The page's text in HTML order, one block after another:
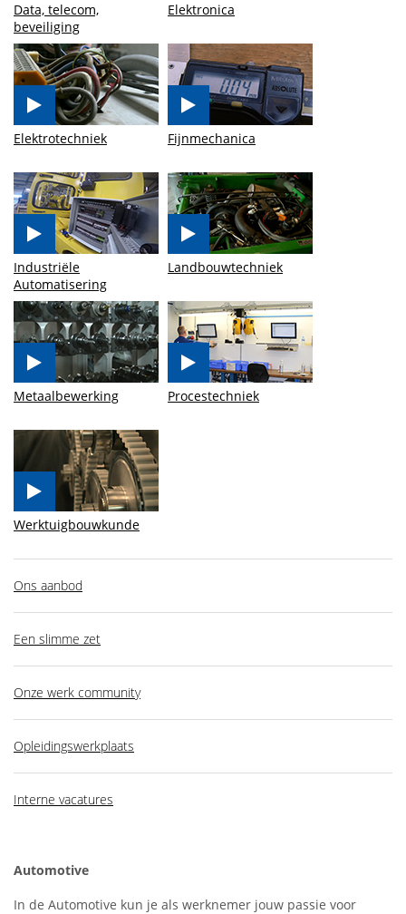
Data, telecom,
beveiliging
Elektronica
Elektrotechniek Fijnmechanica
Industriële
Automatisering
Landbouwtechniek
Metaalbewerking Procestechniek
Werktuigbouwkunde
Ons aanbod
Een slimme zet
Onze werk community
Opleidingswerkplaats
Interne vacatures
Automotive
In de Automotive kun je als werknemer jouw passie voor